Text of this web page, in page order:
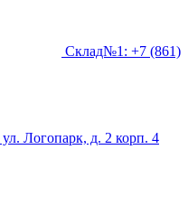
Склад№1: +7 (861)
Логопарк, д. 2 корп. 4